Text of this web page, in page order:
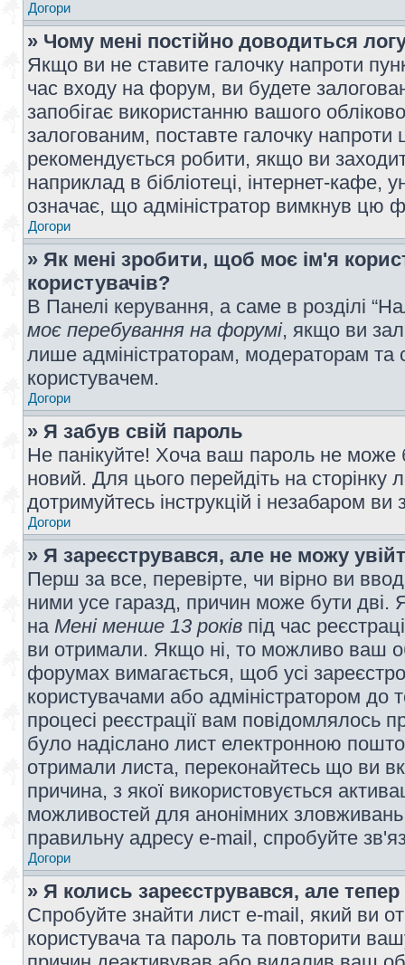
Догори
» Чому мені постійно доводиться
Якщо ви не ставите галочку напроти
час входу на форум, ви будете
запобігає використанню вашого
залогованим, поставте галочку
рекомендується робити, якщо ви
наприклад в бібліотеці, інтернет-кафе,
означає, що адміністратор вимкнув цю
Догори
» Як мені зробити, щоб моє ім'я
користувачів?
В Панелі керування, а саме в розділі
моє перебування на форумі, якщо ви
лише адміністраторам, модераторам
користувачем.
Догори
» Я забув свій пароль
Не панікуйте! Хоча ваш пароль не може
новий. Для цього перейдіть на сторінку
дотримуйтесь інструкцій і незабаром
Догори
» Я зареєструвався, але не можу
Перш за все, перевірте, чи вірно ви
ними усе гаразд, причин може бути дві.
на Мені менше 13 років під час
ви отримали. Якщо ні, то можливо ваш
форумах вимагається, щоб усі
користувачами або адміністратором до
процесі реєстрації вам повідомлялось
було надіслано лист електронною
отримали листа, переконайтесь що ви
причина, з якої використовується
можливостей для анонімних
правильну адресу e-mail, спробуйте
Догори
» Я колись зареєструвався, але
Спробуйте знайти лист e-mail, який ви
користувача та пароль та повторити